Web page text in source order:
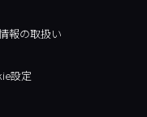
報の取扱い
設定